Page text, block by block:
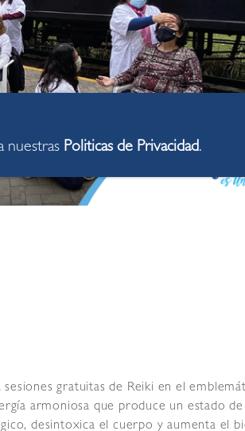
gratuitas de Reiki en el
armoniosa que produce un estado de
desintoxica el cuerpo y aumenta el
nuestras Politicas de Privacidad.